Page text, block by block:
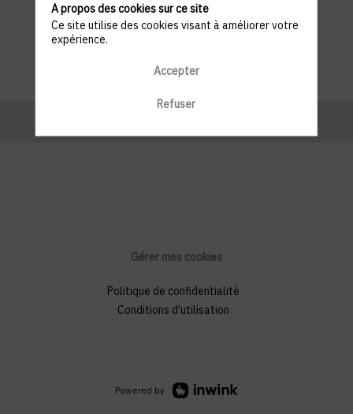
Salle
Effacer tous les filtres
Gérer mes cookies
Politique de confidentialité
Conditions d'utilisation
Powered by
A propos des cookies sur ce site
Ce site utilise des cookies visant à améliorer votre
expérience.
Accepter
Refuser